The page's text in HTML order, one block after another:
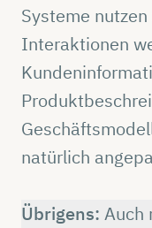
Systeme
Interaktionen
natürlich
Übrigens: Auch